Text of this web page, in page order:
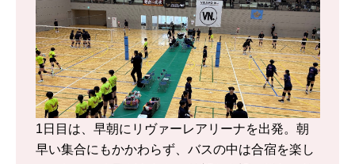
1日目は、早朝にリヴァーレアリーナを出発。朝
早い集合にもかかわらず、バスの中は合宿を楽し